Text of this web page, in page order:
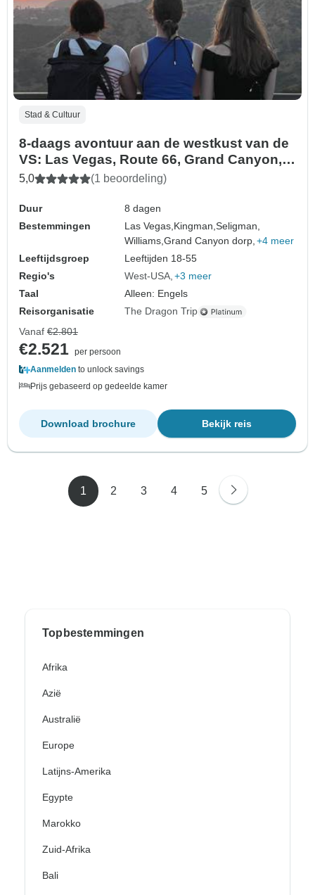
Stad & Cultuur
8-daags avontuur aan de westkust van de
VS: Las Vegas, Route 66, Grand Canyon,
LA, Yosemite & San Francisco
5,0 (1 beoordeling)
Duur
8 dagen
Bestemmingen
Las Vegas,Kingman,Seligman,
Williams,Grand Canyon dorp, +4 meer
Leeftijdsgroep
Leeftijden 18-55
Regio's
West-USA +3 meer
Taal
Alleen: Engels
Reisorganisatie
The Dragon Trip
Vanaf €2.801
€2.521 per persoon
Aanmelden to unlock savings
Prijs gebaseerd op gedeelde kamer
Bekijk reis
Download brochure
1 2 3 4 5
Topbestemmingen
Afrika
Azië
Australië
Europe
Latijns-Amerika
Egypte
Marokko
Zuid-Afrika
Bali